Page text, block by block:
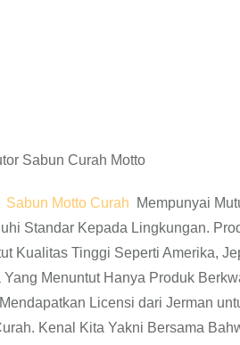
Sabun Curah Motto
Sabun Motto Curah
Mempunyai
Standar Kepada Lingkungan.
Kualitas Tinggi Seperti Amerika,
Yang Menuntut Hanya Produk
Licensi dari Jerman
Kenal Kita Yakni Bersama